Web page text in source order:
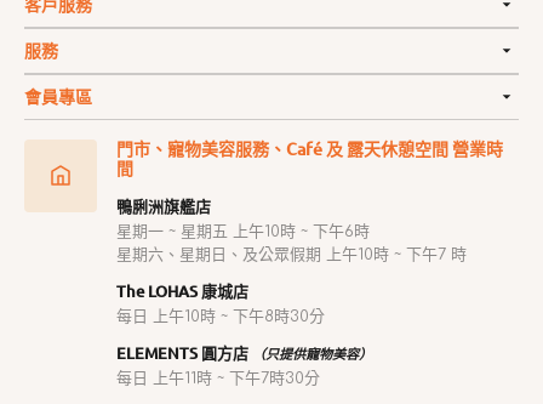
服務
會員專區
門市、寵物美容服務、Café 及 露天休憩空間 營業時
間
鴨脷洲旗艦店
星期一 ~ 星期五 上午10時 ~ 下午6時
星期六、星期日、及公眾假期 上午10時 ~ 下午7 時
The LOHAS 康城店
每日 上午10時 ~ 下午8時30分
ELEMENTS 圓方店 （只提供寵物美容）
每日 上午11時 ~ 下午7時30分